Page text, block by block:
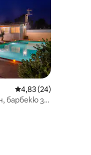
Средна оценка:
4,83 (24)
барбекю за